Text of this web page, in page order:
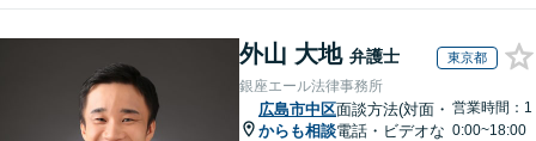
外山 大地 弁護士 東京都
銀座エール法律事務所
広島市中区
からも相談
面談方法(対面・
電話・ビデオな
営業時間：1
0:00~18:00